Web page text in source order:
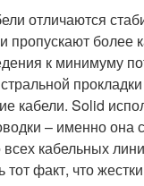
отличаются
пропускают более
к минимуму
кабели. Solid
– именно она
кабельных
тот факт, что